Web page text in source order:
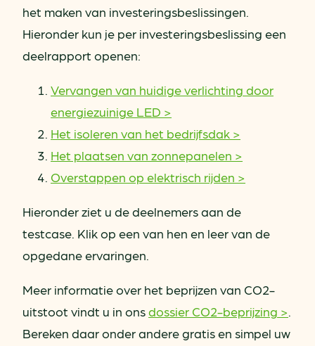
het maken van investeringsbeslissingen.
Hieronder kun je per investeringsbeslissing een
deelrapport openen:
Vervangen van huidige verlichting door
energiezuinige LED >
Het isoleren van het bedrijfsdak >
Het plaatsen van zonnepanelen >
Overstappen op elektrisch rijden >
Hieronder ziet u de deelnemers aan de
testcase. Klik op een van hen en leer van de
opgedane ervaringen.
Meer informatie over het beprijzen van CO2-
uitstoot vindt u in onsdossier CO2-beprijzing >
Bereken daar onder andere gratis en simpel uw